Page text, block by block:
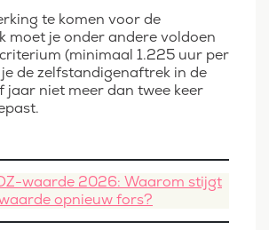
te komen voor de
moet je onder andere voldoen
(minimaal 1.225 uur per
de zelfstandigenaftrek in de
jaar niet meer dan twee keer
waarde 2026: Waarom stijgt
opnieuw fors?